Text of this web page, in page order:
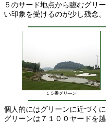
５のサード地点から臨むグリ
い印象を受けるのが少し残念。
１５番グリ―ン
個人的にはグリーンに近づく
グリーンは７１００ヤードを